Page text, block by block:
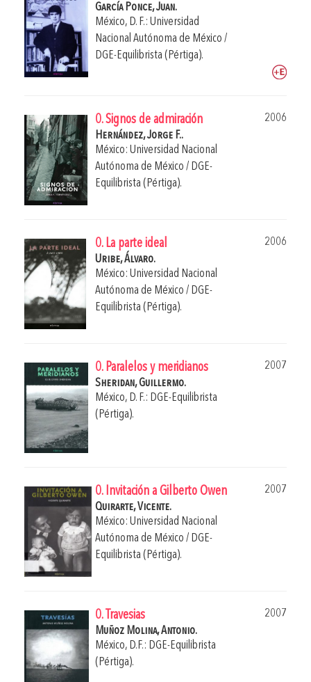
García Ponce, Juan.
México, D. F.: Universidad
Nacional Autónoma de México /
DGE-Equilibrista (Pértiga).
0. Signos de admiración
2006
Hernández, Jorge F..
México: Universidad Nacional
Autónoma de México / DGE-
Equilibrista (Pértiga).
0. La parte ideal
2006
Uribe, Álvaro.
México: Universidad Nacional
Autónoma de México / DGE-
Equilibrista (Pértiga).
0. Paralelos y meridianos
2007
Sheridan, Guillermo.
México, D. F.: DGE-Equilibrista
(Pértiga).
0. Invitación a Gilberto Owen
2007
Quirarte, Vicente.
México: Universidad Nacional
Autónoma de México / DGE-
Equilibrista (Pértiga).
0. Travesias
2007
Muñoz Molina, Antonio.
México, D.F.: DGE-Equilibrista
(Pértiga).